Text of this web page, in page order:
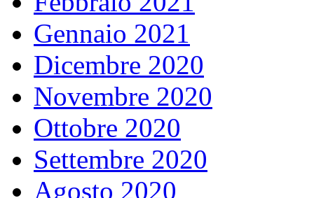
Gennaio 2021
Dicembre 2020
Novembre 2020
Ottobre 2020
Settembre 2020
Agosto 2020